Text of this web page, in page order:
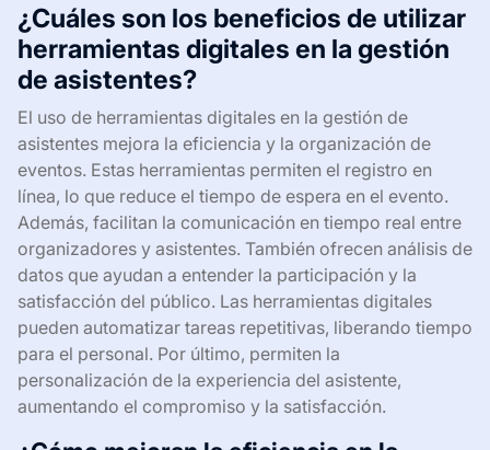
¿Cuáles son los beneficios de utilizar
herramientas digitales en la gestión
de asistentes?
El uso de herramientas digitales en la gestión de
asistentes mejora la eficiencia y la organización de
eventos. Estas herramientas permiten el registro en
línea, lo que reduce el tiempo de espera en el evento.
Además, facilitan la comunicación en tiempo real entre
organizadores y asistentes. También ofrecen análisis de
datos que ayudan a entender la participación y la
satisfacción del público. Las herramientas digitales
pueden automatizar tareas repetitivas, liberando tiempo
para el personal. Por último, permiten la
personalización de la experiencia del asistente,
aumentando el compromiso y la satisfacción.